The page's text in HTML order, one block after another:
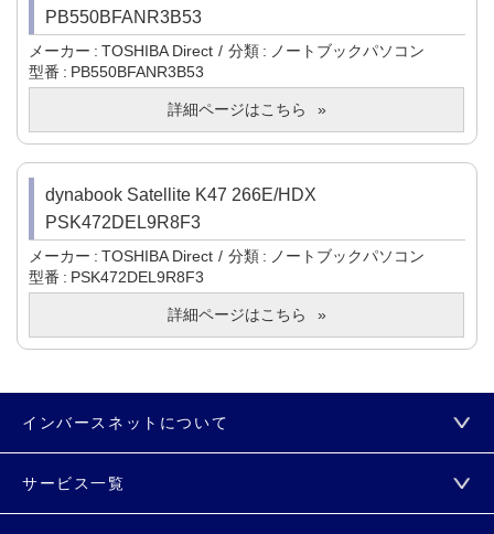
PB550BFANR3B53
メーカー TOSHIBA Direct 分類
ノートブックパソコン
型番
PB550BFANR3B53
詳細ページはこちら
dynabook Satellite K47 266E/HDX
PSK472DEL9R8F3
メーカー TOSHIBA Direct 分類
ノートブックパソコン
型番
PSK472DEL9R8F3
詳細ページはこちら
インバースネットについて
サービス一覧